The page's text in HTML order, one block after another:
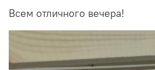
Всем отличного вечера!